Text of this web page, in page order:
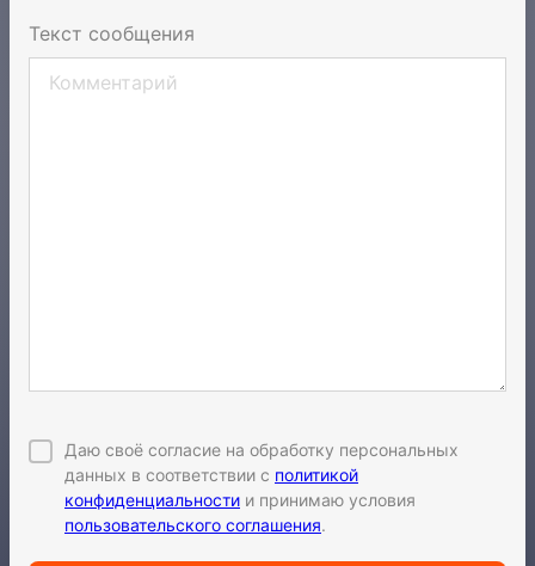
Текст сообщения
Даю своё согласие на обработку персональных
данных в соответствии с политикой
конфиденциальности и принимаю условия
пользовательского соглашения.